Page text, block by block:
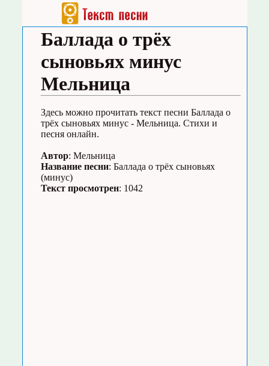
Баллада о трёх
сыновьях минус
Мельница
Здесь можно прочитать текст песни Баллада о
трёх сыновьях минус - Мельница. Стихи и
песня онлайн.
Автор: Мельница
Название песни: Баллада о трёх сыновьях
(минус)
Текст просмотрен: 1042